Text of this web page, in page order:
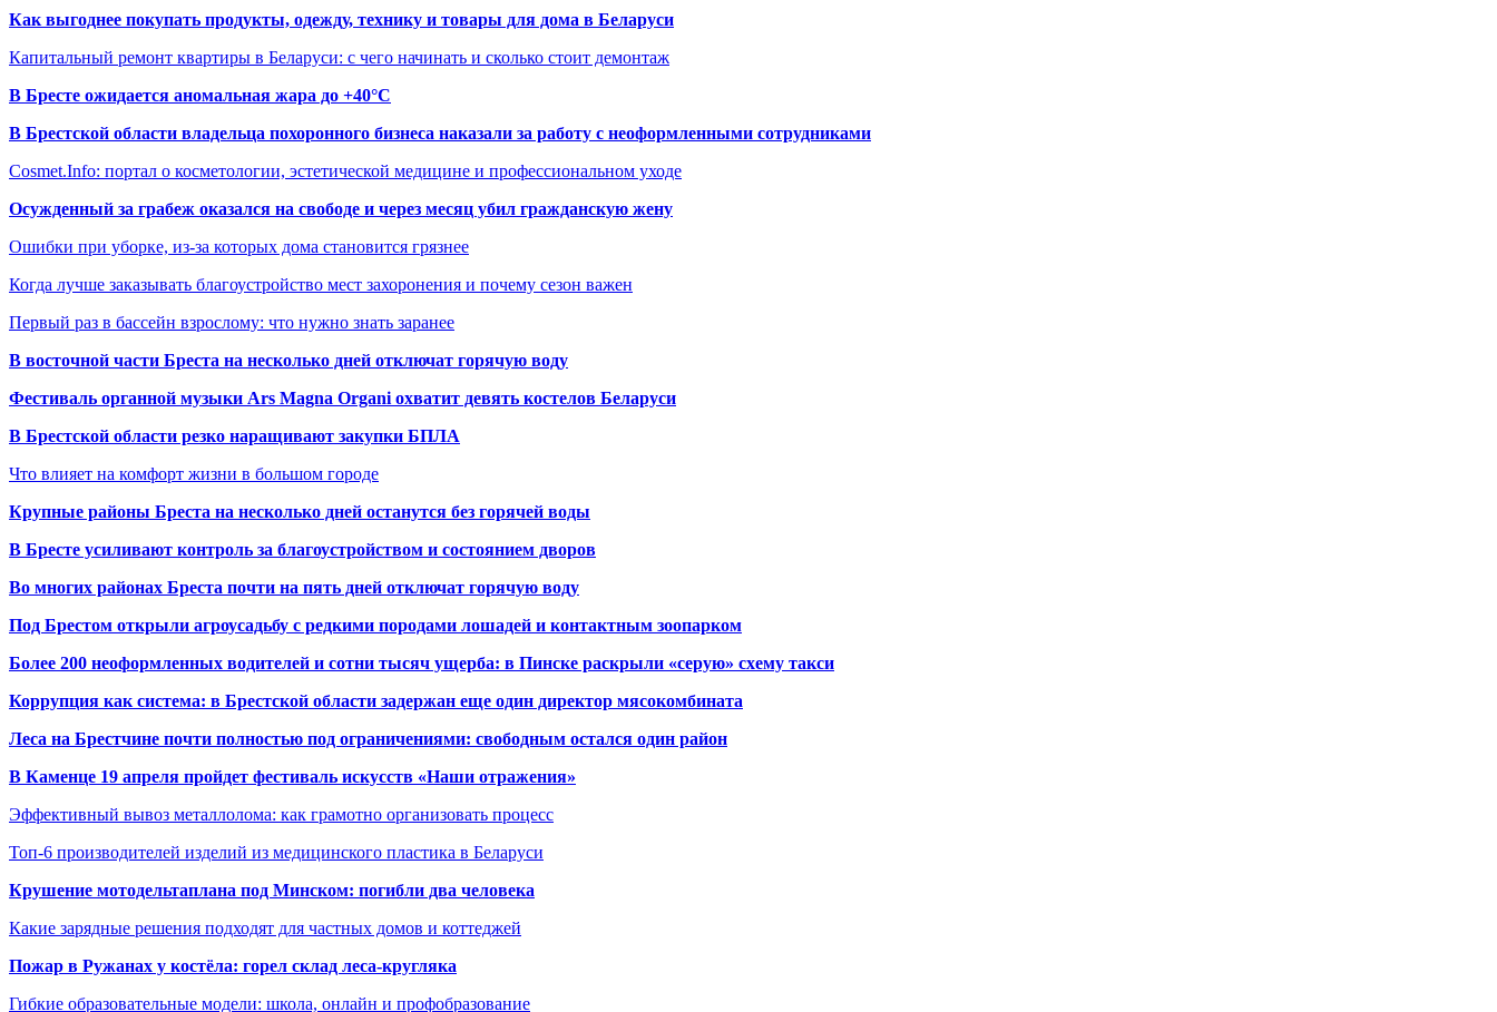
Как выгоднее покупать продукты, одежду, технику и товары для дома в Беларуси
Капитальный ремонт квартиры в Беларуси: с чего начинать и сколько стоит демонтаж
В Бресте ожидается аномальная жара до +40°C
В Брестской области владельца похоронного бизнеса наказали за работу с неоформленными сотрудниками
Cosmet.Info: портал о косметологии, эстетической медицине и профессиональном уходе
Осужденный за грабеж оказался на свободе и через месяц убил гражданскую жену
Ошибки при уборке, из-за которых дома становится грязнее
Когда лучше заказывать благоустройство мест захоронения и почему сезон важен
Первый раз в бассейн взрослому: что нужно знать заранее
В восточной части Бреста на несколько дней отключат горячую воду
Фестиваль органной музыки Ars Magna Organi охватит девять костелов Беларуси
В Брестской области резко наращивают закупки БПЛА
Что влияет на комфорт жизни в большом городе
Крупные районы Бреста на несколько дней останутся без горячей воды
В Бресте усиливают контроль за благоустройством и состоянием дворов
Во многих районах Бреста почти на пять дней отключат горячую воду
Под Брестом открыли агроусадьбу с редкими породами лошадей и контактным зоопарком
Более 200 неоформленных водителей и сотни тысяч ущерба: в Пинске раскрыли «серую» схему такси
Коррупция как система: в Брестской области задержан еще один директор мясокомбината
Леса на Брестчине почти полностью под ограничениями: свободным остался один район
В Каменце 19 апреля пройдет фестиваль искусств «Наши отражения»
Эффективный вывоз металлолома: как грамотно организовать процесс
Топ-6 производителей изделий из медицинского пластика в Беларуси
Крушение мотодельтаплана под Минском: погибли два человека
Какие зарядные решения подходят для частных домов и коттеджей
Пожар в Ружанах у костёла: горел склад леса-кругляка
Гибкие образовательные модели: школа, онлайн и профобразование